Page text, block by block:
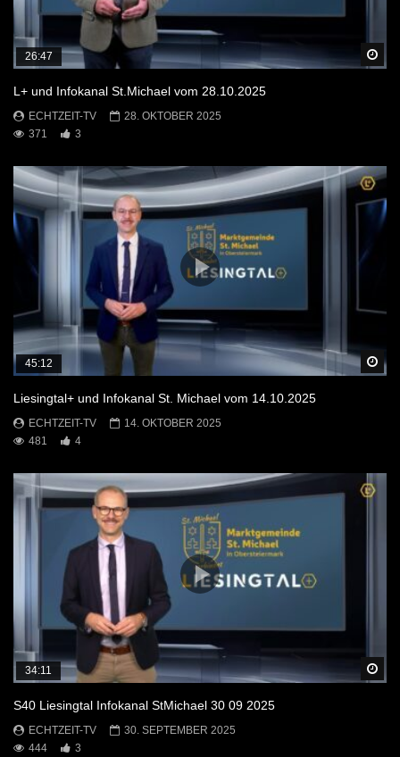
26:47
L+ und Infokanal St.Michael vom 28.10.2025
ECHTZEIT-TV
28. OKTOBER 2025
371
3
45:12
Liesingtal+ und Infokanal St. Michael vom 14.10.2025
ECHTZEIT-TV
14. OKTOBER 2025
481
4
34:11
S40 Liesingtal Infokanal StMichael 30 09 2025
ECHTZEIT-TV
30. SEPTEMBER 2025
444
3